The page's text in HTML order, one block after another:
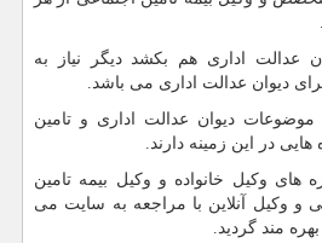
عدالت اداری هم بکشد دیگر نیاز به
دیوان عدالت اداری می باشد.
دیوان عدالت اداری و تامین
هایی در این زمینه دارند.
های وکیل خانواده و وکیل بیمه تامین
و وکیل آنلاین با مراجعه به سایت می
مند گردید.